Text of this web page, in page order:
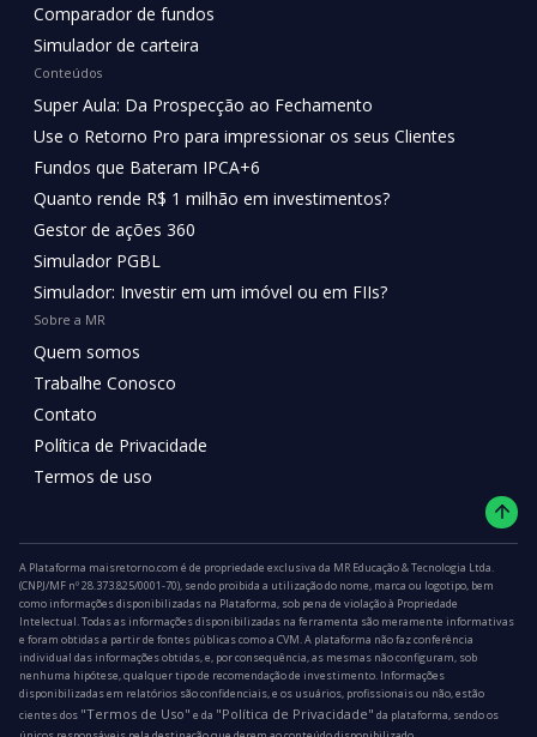
Comparador de fundos
Simulador de carteira
Conteúdos
Super Aula: Da Prospecção ao Fechamento
Use o Retorno Pro para impressionar os seus Clientes
Fundos que Bateram IPCA+6
Quanto rende R$ 1 milhão em investimentos?
Gestor de ações 360
Simulador PGBL
Simulador: Investir em um imóvel ou em FIIs?
Sobre a MR
Quem somos
Trabalhe Conosco
Contato
Política de Privacidade
Termos de uso
A Plataforma maisretorno.com é de propriedade exclusiva da MR Educação & Tecnologia Ltda.
(CNPJ/MF nº 28.373.825/0001-70), sendo proibida a utilização do nome, marca ou logotipo, bem
como informações disponibilizadas na Plataforma, sob pena de violação à Propriedade
Intelectual. Todas as informações disponibilizadas na ferramenta são meramente informativas
e foram obtidas a partir de fontes públicas como a CVM. A plataforma não faz conferência
individual das informações obtidas, e, por consequência, as mesmas não configuram, sob
nenhuma hipótese, qualquer tipo de recomendação de investimento. Informações
disponibilizadas em relatórios são confidenciais, e os usuários, profissionais ou não, estão
cientes dos "Termos de Uso" e da "Política de Privacidade" da plataforma, sendo os